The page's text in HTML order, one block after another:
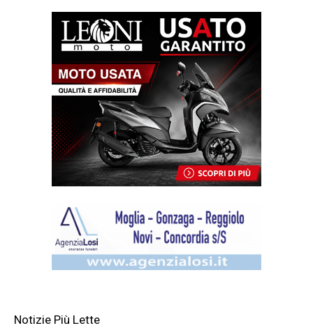
Notizie Più Lette